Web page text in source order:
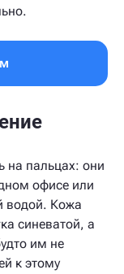
на пальцах: они
офисе или
водой. Кожа
синеватой, а
им не
к этому